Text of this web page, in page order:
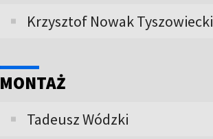
Krzysztof Nowak Tyszowiecki
MONTAŻ
Tadeusz Wódzki